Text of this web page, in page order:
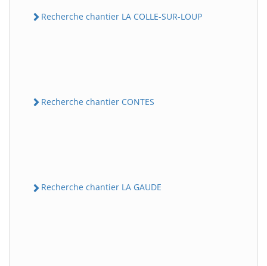
Recherche chantier LA COLLE-SUR-LOUP
Recherche chantier CONTES
Recherche chantier LA GAUDE